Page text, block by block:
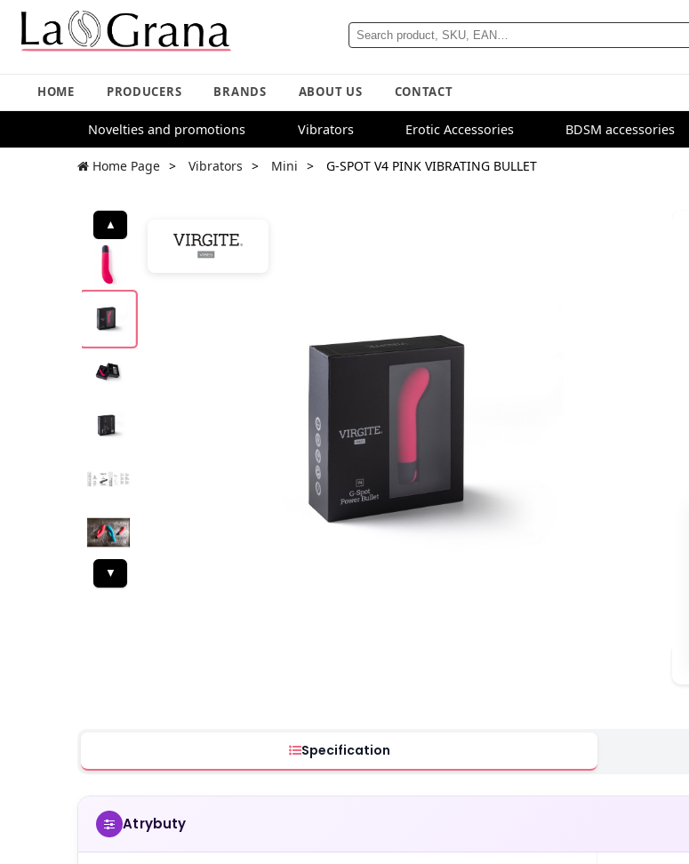
HOME PRODUCERS BRANDS ABOUT US CONTACT
Novelties and promotions Vibrators Erotic Accessories BDSM accessories
Home Page Vibrators Mini G-SPOT V4 PINK VIBRATING BULLET
▲
▼
Specification
Atrybuty